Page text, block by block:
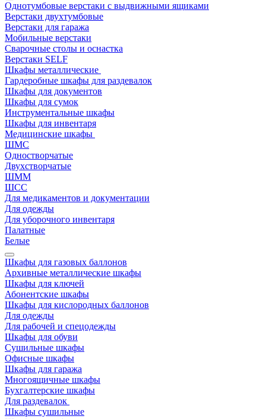
Однотумбовые верстаки с выдвижными ящиками
Верстаки двухтумбовые
Верстаки для гаража
Мобильные верстаки
Сварочные столы и оснастка
Верстаки SELF
Шкафы металлические
Гардеробные шкафы для раздевалок
Шкафы для документов
Шкафы для сумок
Инструментальные шкафы
Шкафы для инвентаря
Медицинские шкафы
ШМС
Одностворчатые
Двухстворчатые
ШММ
ШСС
Для медикаментов и документации
Для одежды
Для уборочного инвентаря
Палатные
Белые
Шкафы для газовых баллонов
Архивные металлические шкафы
Шкафы для ключей
Абонентские шкафы
Шкафы для кислородных баллонов
Для одежды
Для рабочей и спецодежды
Шкафы для обуви
Сушильные шкафы
Офисные шкафы
Шкафы для гаража
Многоящичные шкафы
Бухгалтерские шкафы
Для раздевалок
Шкафы сушильные